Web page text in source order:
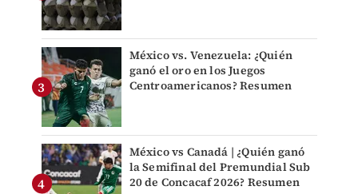
México vs. Venezuela: ¿Quién
ganó el oro en los Juegos
Centroamericanos? Resumen
México vs Canadá | ¿Quién ganó
la Semifinal del Premundial Sub
20 de Concacaf 2026? Resumen